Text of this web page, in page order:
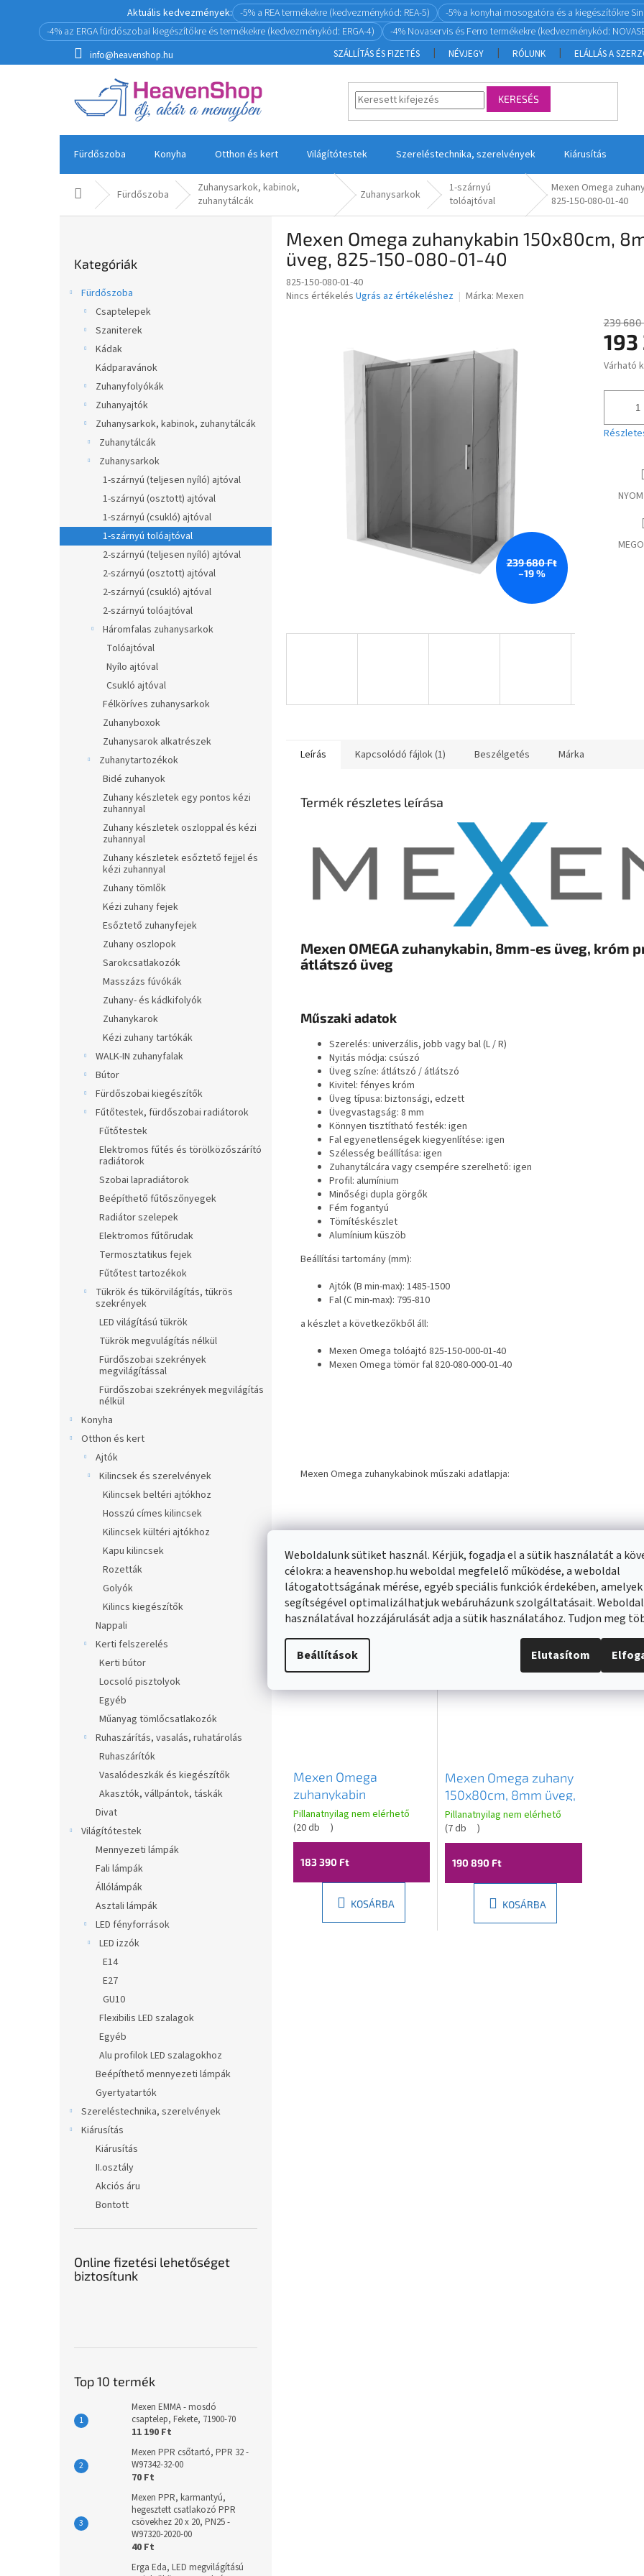
Weboldalunk sütiket használ. Kérjük, fogadja el a sütik használatát a
célokra: a heavenshop.hu weboldal megfelelő működése, a weboldal
látogatottságának mérése, egyéb speciális funkciók érdekében, amelyek
segítségével optimalizálhatjuk webáruházunk szolgáltatásait.
használatával hozzájárulását adja a sütik használatához. Tudjon meg
Beállítások Elutasítom
Aktuális kedvezmények: -5% a REA termékekre (kedvezménykód: REA-5)
-5% a konyhai mosogatóra és a kiegészítőkre
-4% az ERGA fürdőszobai kiegészítőkre és termékekre (kedvezménykód: ERGA-4)
-4% Novaservis és Ferro termékekre (kedvezménykód:
info@heavenshop.hu SZÁLLÍTÁS ÉS FIZETÉS NÉVJEGY RÓLUNK ELÁLLÁS A
KERESÉS
Fürdőszoba Konyha Otthon és kert Világítótestek Szereléstechnika, szerelvények Kiárusítás
KezdőlapFürdőszoba
Zuhanysarkok, kabinok,
zuhanytálcák
Zuhanysarkok
1-szárnyú
tolóajtóval
Mexen Omega
825-150-080-01-40
átugrása
Kategóriák
Fürdőszoba
Csaptelepek
Szaniterek
Kádak
Kádparavánok
Zuhanyfolyókák
Zuhanyajtók
Zuhanysarkok, kabinok, zuhanytálcák
Zuhanytálcák
Zuhanysarkok
1-szárnyú (teljesen nyíló) ajtóval
1-szárnyú (osztott) ajtóval
1-szárnyú (csukló) ajtóval
1-szárnyú tolóajtóval
2-szárnyú (teljesen nyíló) ajtóval
2-szárnyú (osztott) ajtóval
2-szárnyú (csukló) ajtóval
2-szárnyú tolóajtóval
Háromfalas zuhanysarkok
Tolóajtóval
Nyílo ajtóval
Csukló ajtóval
Félköríves zuhanysarkok
Zuhanyboxok
Zuhanysarok alkatrészek
Zuhanytartozékok
Bidé zuhanyok
Zuhany készletek egy pontos kézi
zuhannyal
Zuhany készletek oszloppal és kézi
zuhannyal
Zuhany készletek esőztető fejjel és
kézi zuhannyal
Zuhany tömlők
Kézi zuhany fejek
Esőztető zuhanyfejek
Zuhany oszlopok
Sarokcsatlakozók
Masszázs fúvókák
Zuhany- és kádkifolyók
Zuhanykarok
Kézi zuhany tartókák
WALK-IN zuhanyfalak
Bútor
Fürdőszobai kiegészítők
Fűtőtestek, fürdőszobai radiátorok
Fűtőtestek
Elektromos fűtés és törölközőszárító
radiátorok
Szobai lapradiátorok
Beépíthető fűtőszőnyegek
Radiátor szelepek
Elektromos fűtőrudak
Termosztatikus fejek
Fűtőtest tartozékok
Tükrök és tükörvilágítás, tükrös
szekrények
LED világítású tükrök
Tükrök megvulágítás nélkül
Fürdőszobai szekrények
megvilágítással
Fürdőszobai szekrények megvilágítás
nélkül
Konyha
Otthon és kert
Ajtók
Kilincsek és szerelvények
Kilincsek beltéri ajtókhoz
Hosszú címes kilincsek
Kilincsek kültéri ajtókhoz
Kapu kilincsek
Rozetták
Golyók
Kilincs kiegészítők
Nappali
Kerti felszerelés
Kerti bútor
Locsoló pisztolyok
Egyéb
Műanyag tömlőcsatlakozók
Ruhaszárítás, vasalás, ruhatárolás
Ruhaszárítók
Vasalódeszkák és kiegészítők
Akasztók, vállpántok, táskák
Divat
Világítótestek
Mennyezeti lámpák
Fali lámpák
Állólámpák
Asztali lámpák
LED fényforrások
LED izzók
E14
E27
GU10
Flexibilis LED szalagok
Egyéb
Alu profilok LED szalagokhoz
Beépíthető mennyezeti lámpák
Gyertyatartók
Szereléstechnika, szerelvények
Kiárusítás
Kiárusítás
II.osztály
Akciós áru
Bontott
Online fizetési lehetőséget
biztosítunk
Top 10 termék
Mexen EMMA - mosdó
csaptelep, Fekete, 71900-70
11 190 Ft
Mexen PPR csőtartó, PPR 32 -
W97342-32-00
70 Ft
Mexen PPR, karmantyú,
hegesztett csatlakozó PPR
csövekhez 20 x 20, PN25 -
W97320-2020-00
40 Ft
Erga Eda, LED megvilágítású
Mexen Omega zuhanykabin 150x80cm,
üveg, 825-150-080-01-40
825-150-080-01-40
A
Nincs értékelés Ugrás az értékeléshez Márka: Mexen
239 680 Ft
–19 %
239 680
Várható
Leírás Kapcsolódó fájlok (1) Beszélgetés Márka
Termék részletes leírása
Mexen OMEGA zuhanykabin, 8mm-es üveg, króm
átlátszó üveg
Műszaki adatok
Szerelés: univerzális, jobb vagy bal (L / R)
Nyitás módja: csúszó
Üveg színe: átlátszó / átlátszó
Kivitel: fényes króm
Üveg típusa: biztonsági, edzett
Üvegvastagság: 8 mm
Könnyen tisztítható festék: igen
Fal egyenetlenségek kiegyenlítése: igen
Szélesség beállítása: igen
Zuhanytálcára vagy csempére szerelhető: igen
Profil: alumínium
Minőségi dupla görgők
Fém fogantyú
Tömítéskészlet
Alumínium küszöb
Beállítási tartomány (mm):
Ajtók (B min-max): 1485-1500
Fal (C min-max): 795-810
a készlet a következőkből áll:
Mexen Omega tolóajtó 825-150-000-01-40
Mexen Omega tömör fal 820-080-000-01-40
Mexen Omega zuhanykabinok műszaki adatlapja:
Hasonló termékek
Mexen Omega
zuhanykabin
150x80cm, 8mm üveg,
króm profil-átlátszó
üveg, 825-150-080-01-
00
Pillanatnyilag nem elérhető
(20 db )
183 390 Ft
KOSÁRBA
Mexen Omega zuhany
150x80cm, 8mm üveg,
fekete profil-átlátszó
üveg, 825-150-080-70-
00
Pillanatnyilag nem elérhető
(7 db )
190 890 Ft
KOSÁRBA